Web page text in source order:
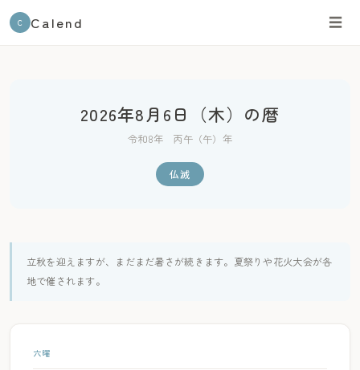
C Calend ☰
2026年8月6日（木）の暦
令和8年 丙午（午）年
仏滅
立秋を迎えますが、まだまだ暑さが続きます。夏祭りや花火大会が各
地で催されます。
六曜